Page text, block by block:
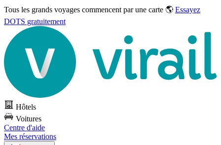
Tous les grands voyages commencent par une carte 🌎 Essayez
DOTS gratuitement
Hôtels
Voitures
Centre d'aide
Mes réservations